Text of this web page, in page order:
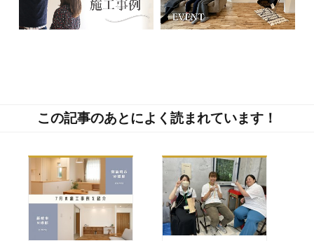
この記事のあとによく読まれています！